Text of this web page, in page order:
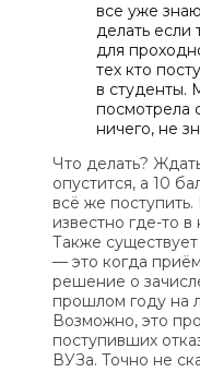
все уже
делать если
для
тех кто
в студенты.
посмотрела
ничего, не
Что делать?
опустится, а 10
всё же
известно где-то
Также
— это когда
решение о
прошлом году на
Возможно, это
поступивших
ВУЗа. Точно не